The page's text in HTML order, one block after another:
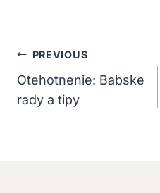
Navigácia
V
Článku
PREVIOUS
Otehotnenie: Babske
rady a tipy